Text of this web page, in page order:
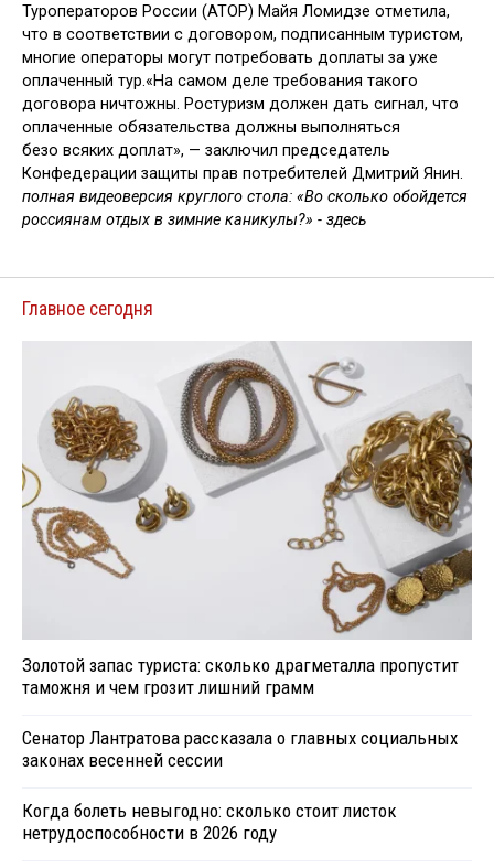
Туроператоров России (АТОР) Майя Ломидзе отметила,
что в соответствии с договором, подписанным туристом,
многие операторы могут потребовать доплаты за уже
оплаченный тур.«На самом деле требования такого
договора ничтожны. Ростуризм должен дать сигнал, что
оплаченные обязательства должны выполняться
безо всяких доплат», — заключил председатель
Конфедерации защиты прав потребителей Дмитрий Янин.
полная видеоверсия круглого стола: «Во сколько обойдется
россиянам отдых в зимние каникулы?» - здесь
Главное сегодня
Золотой запас туриста: сколько драгметалла пропустит
таможня и чем грозит лишний грамм
Сенатор Лантратова рассказала о главных социальных
законах весенней сессии
Когда болеть невыгодно: сколько стоит листок
нетрудоспособности в 2026 году